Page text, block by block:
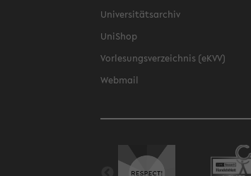
Universitätsarchiv
UniShop
Vorlesungsverzeichnis (eKVV)
Webmail